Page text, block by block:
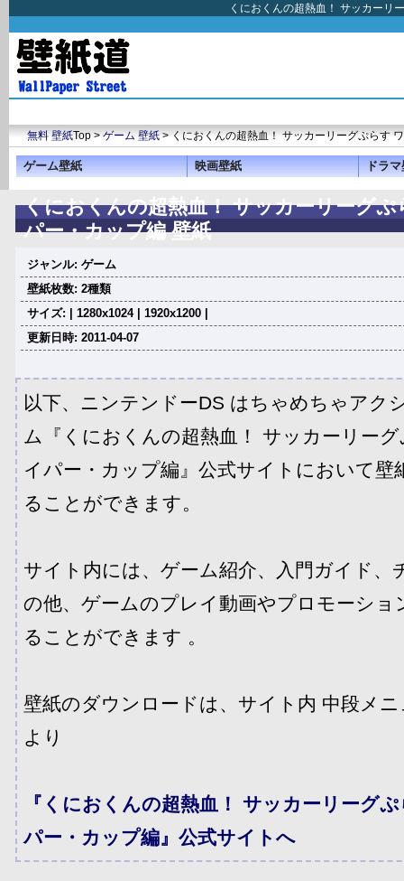
くにおくんの超熱血！ サッカーリ
無料 壁紙Top >ゲーム 壁紙> くにおくんの超熱血！ サッカーリーグぷらす
ゲーム壁紙 映画壁紙 ドラ
くにおくんの超熱血！ サッカーリーグ
パー・カップ編 壁紙
ジャンル: ゲーム
壁紙枚数: 2種類
サイズ: | 1280x1024 | 1920x1200 |
更新日時: 2011-04-07
以下、ニンテンドーDS はちゃめちゃアク
ム『くにおくんの超熱血！ サッカーリー
イパー・カップ編』公式サイトにおいて壁
ることができます。
サイト内には、ゲーム紹介、入門ガイド、
の他、ゲームのプレイ動画やプロモーショ
ることができます 。
壁紙のダウンロードは、サイト内 中段メ
より
『くにおくんの超熱血！ サッカーリーグ
パー・カップ編』公式サイトへ